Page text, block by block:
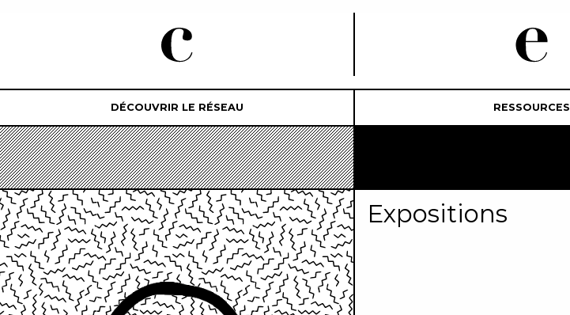
DÉCOUVRIR LE RÉSEAU RESSOURCES
Expositions